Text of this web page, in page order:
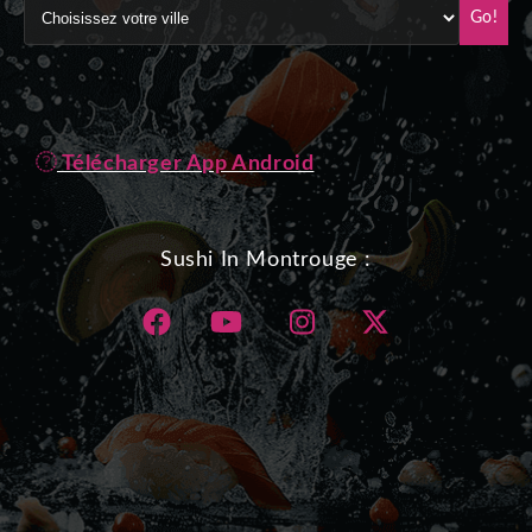
Go!
Télécharger App Android
Sushi In Montrouge :